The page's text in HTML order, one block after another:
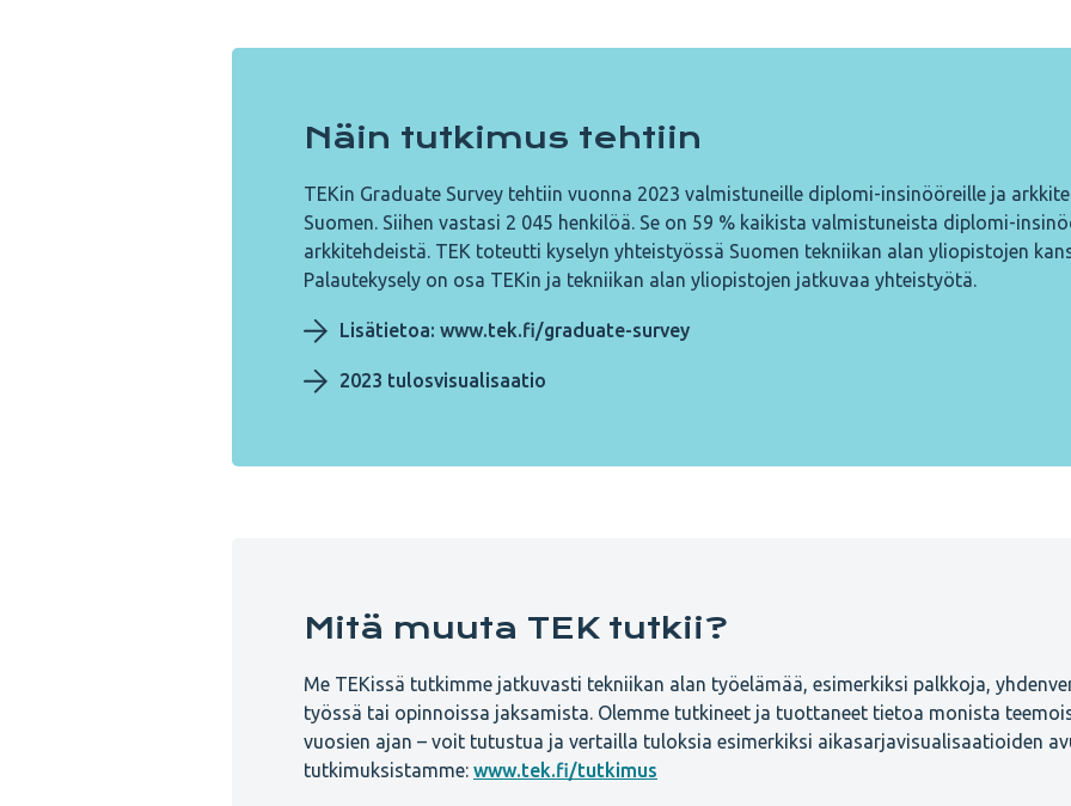
Näin tutkimus tehtiin
TEKin Graduate Survey tehtiin vuonna 2023 valmistuneille diplomi-insinööreille ja
Suomen. Siihen vastasi 2 045 henkilöä. Se on 59 % kaikista valmistuneista diplomi­-
arkki­tehdeistä. TEK toteutti kyselyn yhteistyössä Suomen tekniikan alan yliopistojen
Palautekysely on osa TEKin ja tekniikan alan yliopistojen jatkuvaa yhteistyötä.
Lisätietoa: www.tek.fi/graduate-survey
2023 tulosvisualisaatio
Mitä muuta TEK tutkii?
Me TEKissä tutkimme jatkuvasti tekniikan alan työelämää, esimerkiksi palkkoja,
työssä tai opinnoissa jaksamista. Olemme tutkineet ja tuottaneet tietoa monista
vuosien ajan – voit tutustua ja vertailla tuloksia esimerkiksi aikasarjavisualisaatioiden
tutkimuksistamme: www.tek.fi/tutkimus